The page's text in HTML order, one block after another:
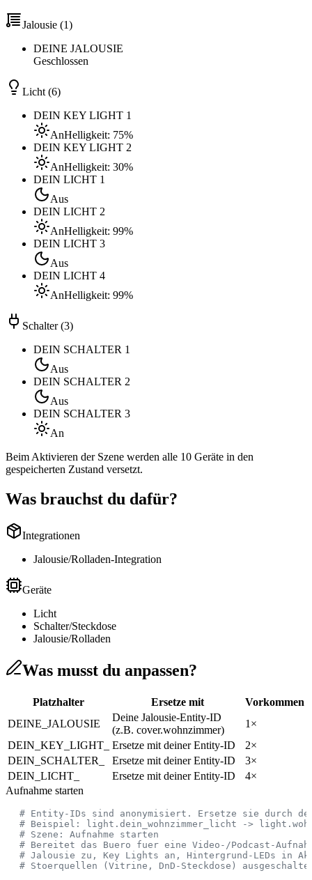
Jalousie (1)
DEINE JALOUSIE
Geschlossen
Licht (6)
DEIN KEY LIGHT 1
AnHelligkeit: 75%
DEIN KEY LIGHT 2
AnHelligkeit: 30%
DEIN LICHT 1
Aus
DEIN LICHT 2
AnHelligkeit: 99%
DEIN LICHT 3
Aus
DEIN LICHT 4
AnHelligkeit: 99%
Schalter(3)
DEIN SCHALTER 1
Aus
DEIN SCHALTER 2
Aus
DEIN SCHALTER 3
An
Beim Aktivieren der Szene werden alle 10 Geräte in den
gespeicherten Zustand versetzt.
Was brauchst du dafür?
Integrationen
Jalousie/Rolladen-Integration
Geräte
Licht
Schalter/Steckdose
Jalousie/Rolladen
Was musst du anpassen?
Platzhalter Ersetze mit
Vorkommen
DEINE_JALOUSIE
Deine Jalousie-Entity-ID
(z.B. cover.wohnzimmer)
1 ×
DEIN_KEY_LIGHT_
Ersetze mit deiner Entity-ID 2×
DEIN_SCHALTER_
Ersetze mit deiner Entity-ID 3×
DEIN_LICHT_
Ersetze mit deiner Entity-ID 4×
Aufnahme starten
# Entity-IDs sind anonymisiert. Ersetze sie durch
# Beispiel: light.dein_wohnzimmer_licht ->
# Szene: Aufnahme starten
# Bereitet das Buero fuer eine Video-/Podcast-
# Jalousie zu, Key Lights an, Hintergrund-LEDs in
# Stoerquellen (Vitrine, DnD-Steckdose)